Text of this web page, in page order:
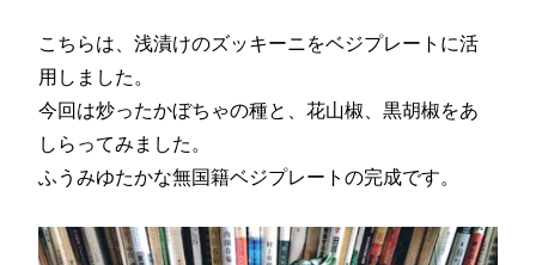
こちらは、浅漬けのズッキーニをベジプレートに活
用しました。
今回は炒ったかぼちゃの種と、花山椒、黒胡椒をあ
しらってみました。
ふうみゆたかな無国籍ベジプレートの完成です。